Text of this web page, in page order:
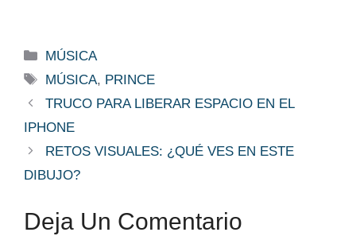
Categorías
MÚSICA
Etiquetas
MÚSICA, PRINCE
TRUCO PARA LIBERAR ESPACIO EN EL
IPHONE
RETOS VISUALES: ¿QUÉ VES EN ESTE
DIBUJO?
Deja Un Comentario